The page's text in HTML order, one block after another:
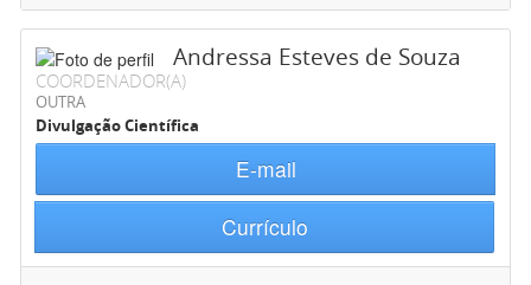
Andressa Esteves de Souza
COORDENADOR(A)
OUTRA
Divulgação Científica
E-mail
Currículo